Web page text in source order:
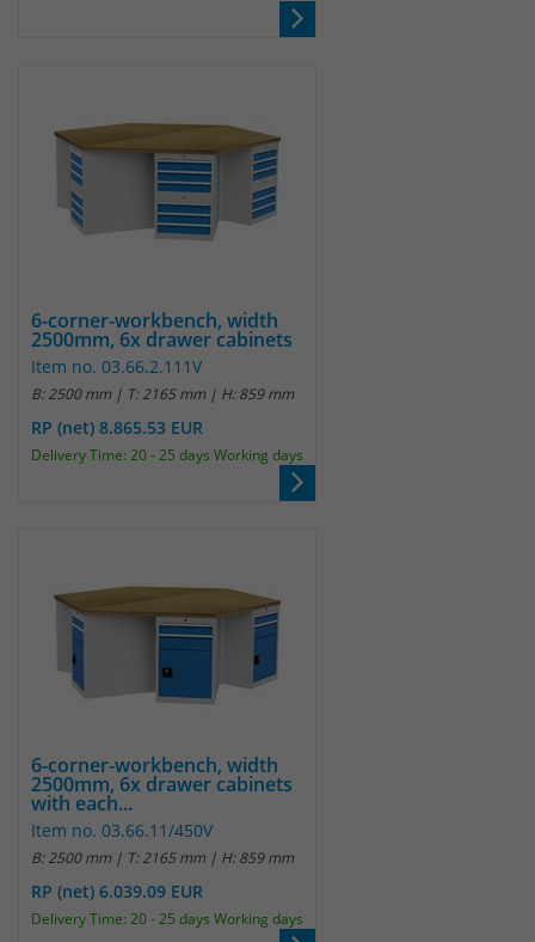
6-corner-workbench, width
2500mm, 6x drawer cabinets
Item no. 03.66.2.111V
B: 2500 mm | T: 2165 mm | H: 859 mm
RP (net) 8.865.53 EUR
Delivery Time: 20 - 25 days Working days
6-corner-workbench, width
2500mm, 6x drawer cabinets
with each...
Item no. 03.66.11/450V
B: 2500 mm | T: 2165 mm | H: 859 mm
RP (net) 6.039.09 EUR
Delivery Time: 20 - 25 days Working days
Zweck
überprüfen ob der Browser erlaubt
Cookies zu setzen. Es wird direkt nach
demTest wieder gelöscht.